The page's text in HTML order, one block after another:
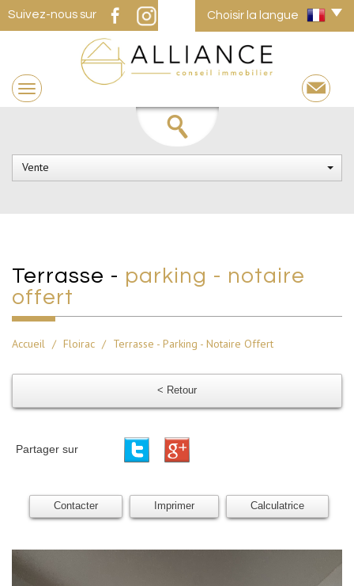
Suivez-nous sur Choisir la langue
Vente
terrasse - parking - notaire
offert
Accueil Floirac Terrasse - Parking - Notaire Offert
< Retour
Partager sur
Contacter Imprimer Calculatrice